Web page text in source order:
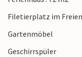
Filetierplatz im Freien
Gartenmöbel
Geschirrspüler